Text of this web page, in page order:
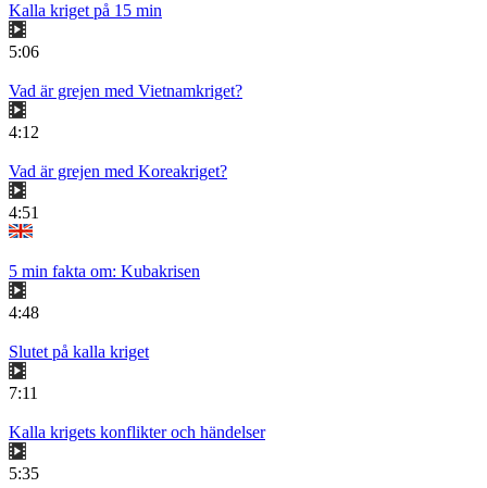
Kalla kriget på 15 min
5:06
Vad är grejen med Vietnamkriget?
4:12
Vad är grejen med Koreakriget?
4:51
5 min fakta om: Kubakrisen
4:48
Slutet på kalla kriget
7:11
Kalla krigets konflikter och händelser
5:35